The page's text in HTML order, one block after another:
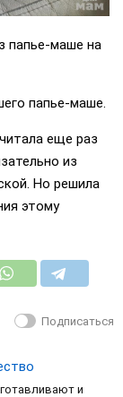
папье-маше на
папье-маше.
еще раз
из
Но решила
этому
Подписаться
и